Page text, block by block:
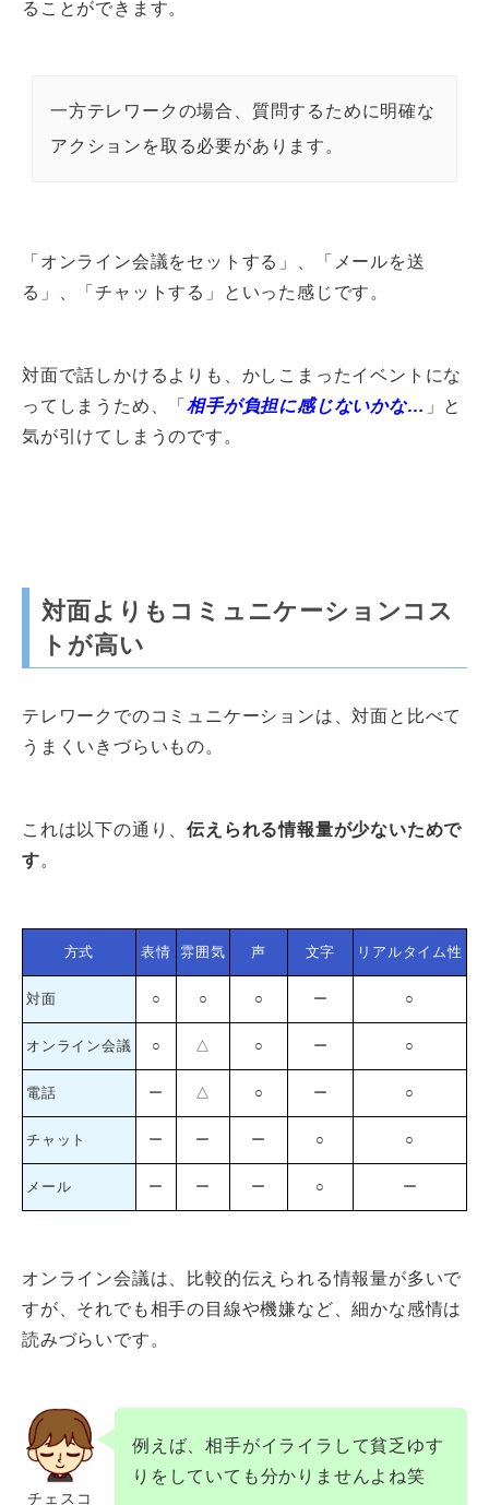
ることができます。
一方テレワークの場合、質問するために明確な
アクションを取る必要があります。
「オンライン会議をセットする」、「メールを送
る」、「チャットする」といった感じです。
対面で話しかけるよりも、かしこまったイベントにな
ってしまうため、「相手が負担に感じないかな… 」と
気が引けてしまうのです。
対面よりもコミュニケーションコス
トが高い
テレワークでのコミュニケーションは、対面と比べて
うまくいきづらいもの。
これは以下の通り、伝えられる情報量が少ないためで
す。
方式 表情 雰囲気 声 文字 リアルタイム性
対面 ○ ○ ○ ー ○
オンライン会議 ○ △ ○ ー ○
電話 ー △ ○ ー ○
チャット ー ー ー ○ ○
メール ー ー ー ○ ー
オンライン会議は、比較的伝えられる情報量が多いで
すが、それでも相手の目線や機嫌など、細かな感情は
読みづらいです。
チェスコ
例えば、相手がイライラして貧乏ゆす
りをしていても分かりませんよね笑